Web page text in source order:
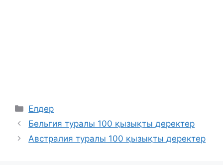
Categories
Елдер
Бельгия туралы 100 қызықты деректер
Австралия туралы 100 қызықты деректер